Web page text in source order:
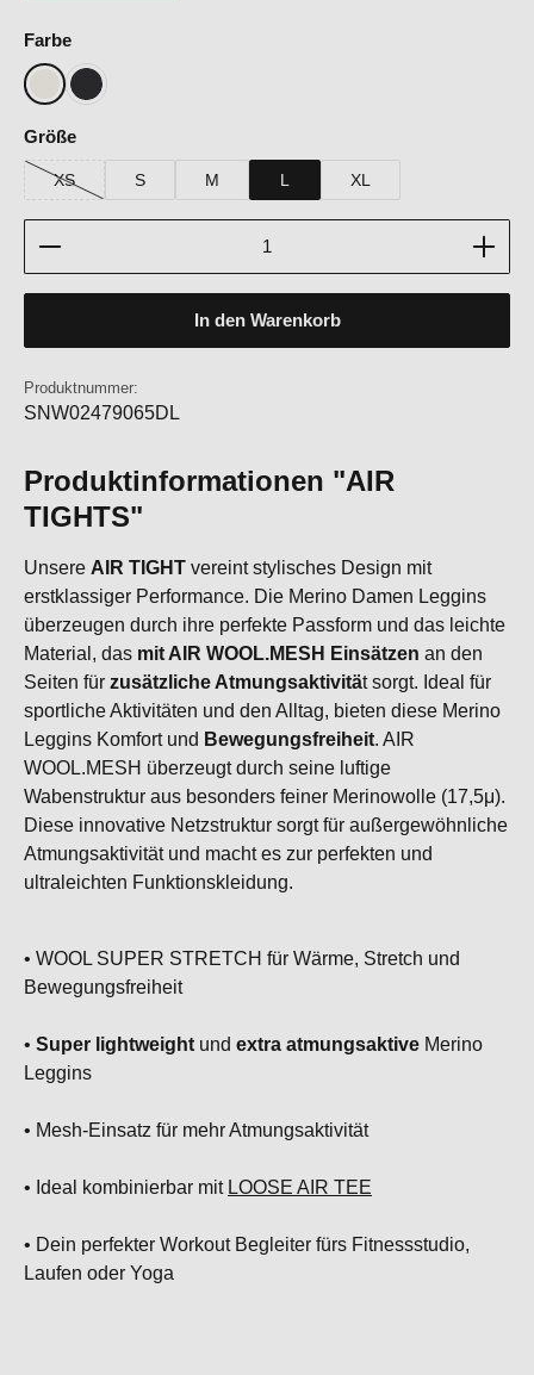
Farbeauswählen
Fresh White/Fresh White
Jet Black/Jet Black
Größeauswählen
XS
(Diese Option ist zurzeit nicht verfügbar.)
S M L XL
Produkt Anzahl: Gib den gewünschten Wert ein
In den Warenkorb
Produktnummer:
SNW02479065DL
Produktinformationen "AIR
TIGHTS"
Unsere AIR TIGHT vereint stylisches Design mit
erstklassiger Performance. Die Merino Damen Leggins
überzeugen durch ihre perfekte Passform und das leichte
Material, das mit AIR WOOL.MESH Einsätzen an den
Seiten für zusätzliche Atmungsaktivität sorgt. Ideal für
sportliche Aktivitäten und den Alltag, bieten diese Merino
Leggins Komfort und Bewegungsfreiheit. AIR
WOOL.MESH überzeugt durch seine luftige
Wabenstruktur aus besonders feiner Merinowolle (17,5μ).
Diese innovative Netzstruktur sorgt für außergewöhnliche
Atmungsaktivität und macht es zur perfekten und
ultraleichten Funktionskleidung.
• WOOL SUPER STRETCH für Wärme, Stretch und
Bewegungsfreiheit
• Super lightweight und extra atmungsaktive Merino
Leggins
• Mesh-Einsatz für mehr Atmungsaktivität
• Ideal kombinierbar mit LOOSE AIR TEE
• Dein perfekter Workout Begleiter fürs Fitnessstudio,
Laufen oder Yoga